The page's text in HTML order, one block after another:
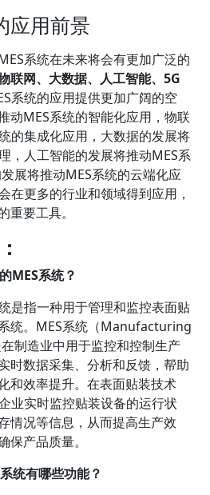
应用前景
系统在未来将会有更加广泛的
联网、大数据、人工智能、5G
系统的应用提供更加广阔的空
动MES系统的智能化应用，物联
的集成化应用，大数据的发展将
，人工智能的发展将推动MES系
展将推动MES系统的云端化应
在更多的行业和领域得到应用，
重要工具。
MES系统？
是指一种用于管理和监控表面贴
统。MES系统（Manufacturing
制造业中用于监控和控制生产
时数据采集、分析和反馈，帮助
和效率提升。在表面贴装技术
业实时监控贴装设备的运行状
情况等信息，从而提高生产效
保产品质量。
统有哪些功能？